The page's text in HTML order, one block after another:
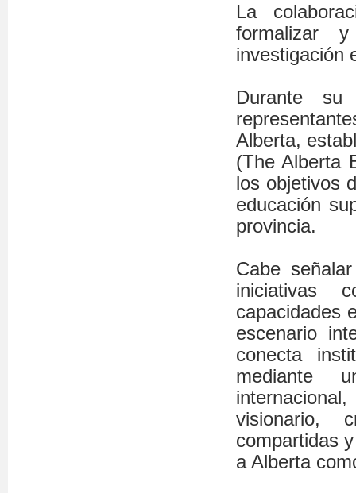
La
formalizar
investigación
Durante
Alberta,
(The Alberta
los objetivos
educación
provincia.
Cabe
iniciativas
capacidades
escenario
conecta
mediante
visionario,
compartidas
a Alberta